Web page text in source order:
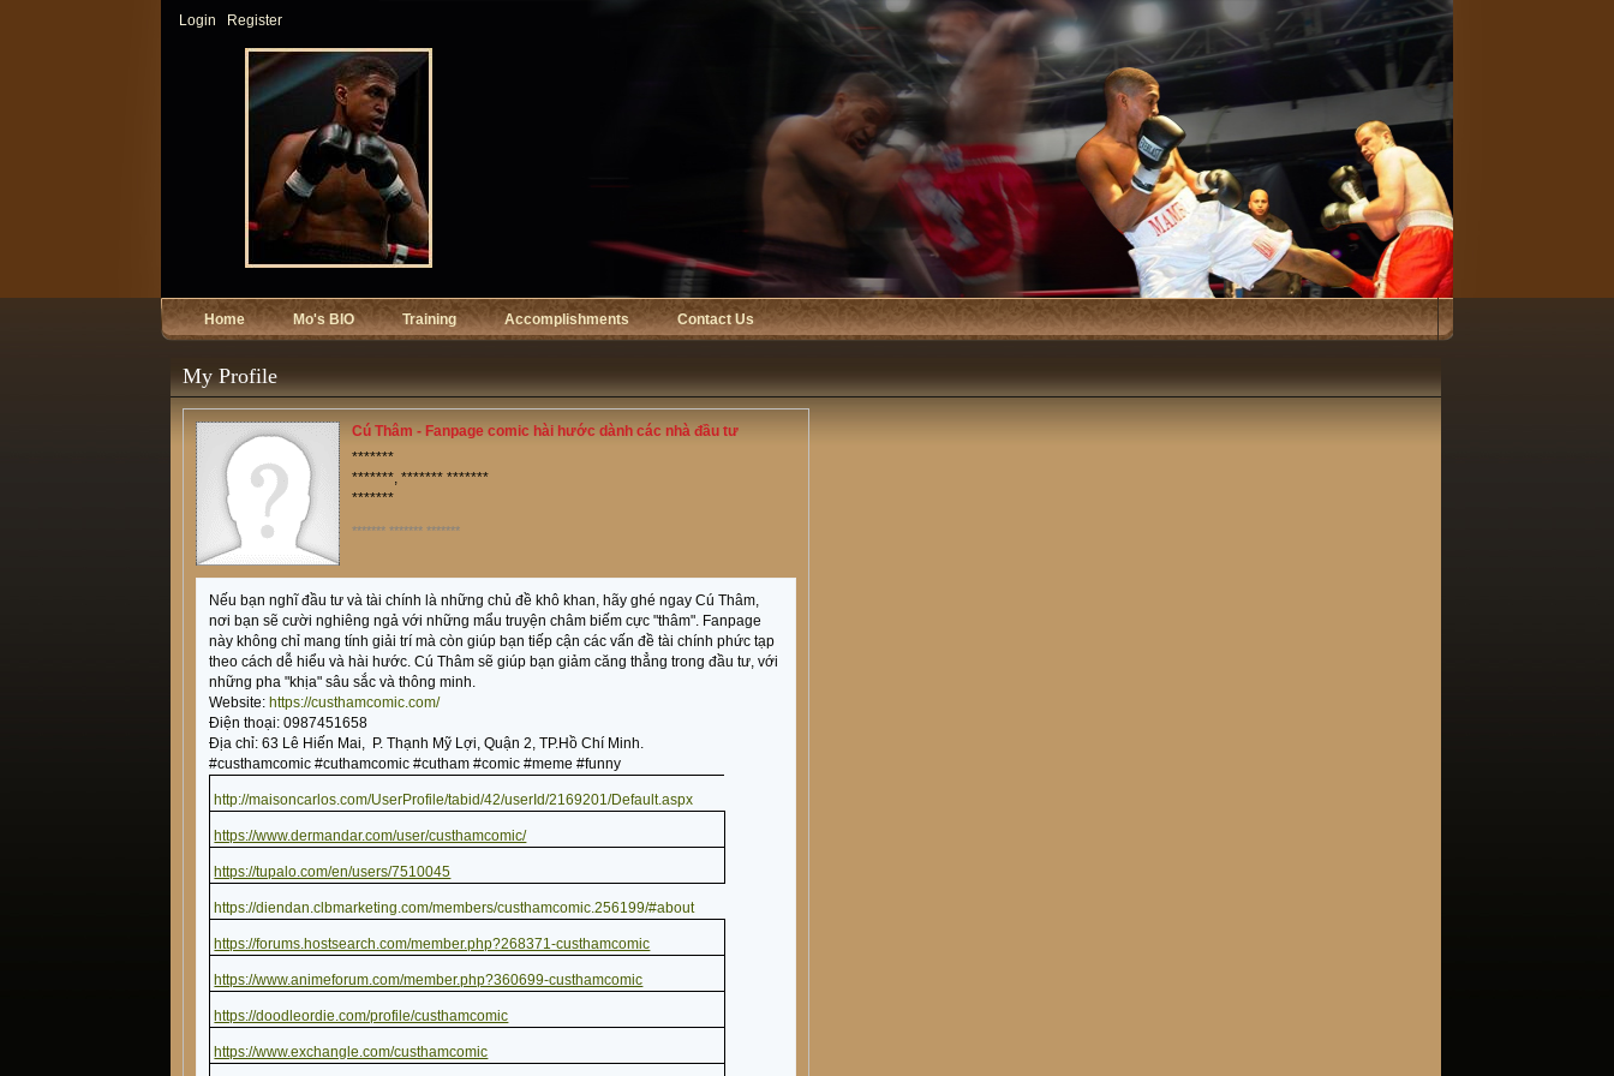
Login Register
Home Mo's BIO Training Accomplishments Contact Us
My Profile
Cú Thâm - Fanpage comic hài hước dành các nhà đầu tư
*******
*******, ******* *******
*******
******* ******* *******
Nếu bạn nghĩ đầu tư và tài chính là những chủ đề khô khan, hãy ghé ngay Cú Thâm,
nơi bạn sẽ cười nghiêng ngả với những mẩu truyện châm biếm cực "thâm". Fanpage
này không chỉ mang tính giải trí mà còn giúp bạn tiếp cận các vấn đề tài chính phức tạp
theo cách dễ hiểu và hài hước. Cú Thâm sẽ giúp bạn giảm căng thẳng trong đầu tư, với
những pha "khịa" sâu sắc và thông minh.
Website: https://custhamcomic.com/
Điện thoại: 0987451658
Địa chỉ: 63 Lê Hiến Mai, P. Thạnh Mỹ Lợi, Quận 2, TP.Hồ Chí Minh.
#custhamcomic #cuthamcomic #cutham #comic #meme #funny
http://maisoncarlos.com/UserProfile/tabid/42/userId/2169201/Default.aspx
https://www.dermandar.com/user/custhamcomic/
https://tupalo.com/en/users/7510045
https://diendan.clbmarketing.com/members/custhamcomic.256199/#about
https://forums.hostsearch.com/member.php?268371-custhamcomic
https://www.animeforum.com/member.php?360699-custhamcomic
https://doodleordie.com/profile/custhamcomic
https://www.exchangle.com/custhamcomic